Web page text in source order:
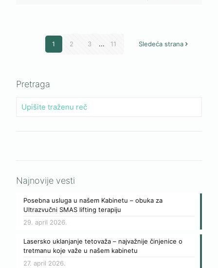
1 2 3 ... 11 Sledeća strana
Pretraga
Najnovije vesti
Posebna usluga u našem Kabinetu – obuka za
Ultrazvučni SMAS lifting terapiju
29. april 2026.
Lasersko uklanjanje tetovaža – najvažnije činjenice o
tretmanu koje važe u našem kabinetu
27. april 2026.